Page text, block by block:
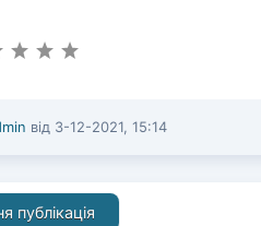
від 3-12-2021, 15:14
публікація